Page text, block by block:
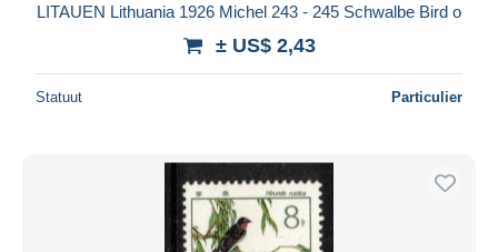
LITAUEN Lithuania 1926 Michel 243 - 245 Schwalbe Bird o
± US$ 2,43
Statuut Particulier